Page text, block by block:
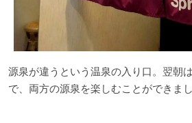
源泉が違うという温泉の入り口。翌朝
で、両方の源泉を楽しむことができまし